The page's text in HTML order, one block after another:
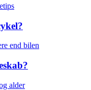
end bilen
alder